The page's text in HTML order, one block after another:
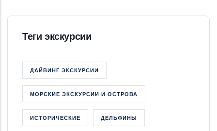
Теги экскурсии
ДАЙВИНГ ЭКСКУРСИИ
МОРСКИЕ ЭКСКУРСИИ И ОСТРОВА
ИСТОРИЧЕСКИЕ ДЕЛЬФИНЫ